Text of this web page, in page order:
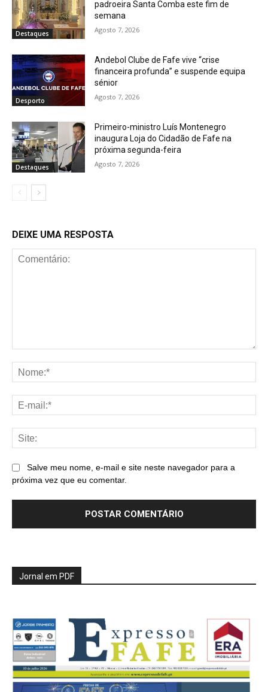
Destaques
padroeira Santa Comba este fim de
semana
Agosto 7, 2026
Desporto
Andebol Clube de Fafe vive “crise
financeira profunda” e suspende equipa
sénior
Agosto 7, 2026
Destaques
Primeiro-ministro Luís Montenegro
inaugura Loja do Cidadão de Fafe na
próxima segunda-feira
Agosto 7, 2026
DEIXE UMA RESPOSTA
Salve meu nome, e-mail e site neste navegador para a
próxima vez que eu comentar.
Jornal em PDF